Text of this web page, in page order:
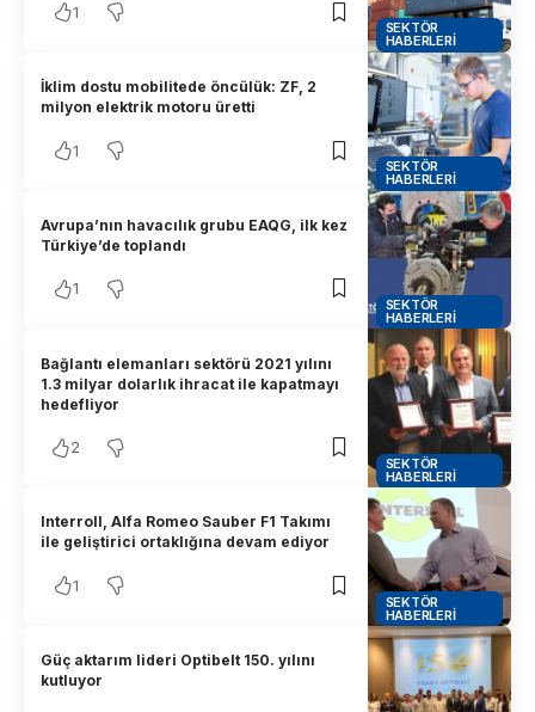
SEKTÖR
HABERLERI
1
SEKTÖR
HABERLERI
İklim dostu mobilitede öncülük: ZF, 2
milyon elektrik motoru üretti
1
SEKTÖR
HABERLERI
Avrupa’nın havacılık grubu EAQG, ilk kez
Türkiye’de toplandı
1
SEKTÖR
HABERLERI
Bağlantı elemanları sektörü 2021 yılını
1.3 milyar dolarlık ihracat ile kapatmayı
hedefliyor
2
SEKTÖR
HABERLERI
Interroll, Alfa Romeo Sauber F1 Takımı
ile geliştirici ortaklığına devam ediyor
1
Güç aktarım lideri Optibelt 150. yılını
kutluyor